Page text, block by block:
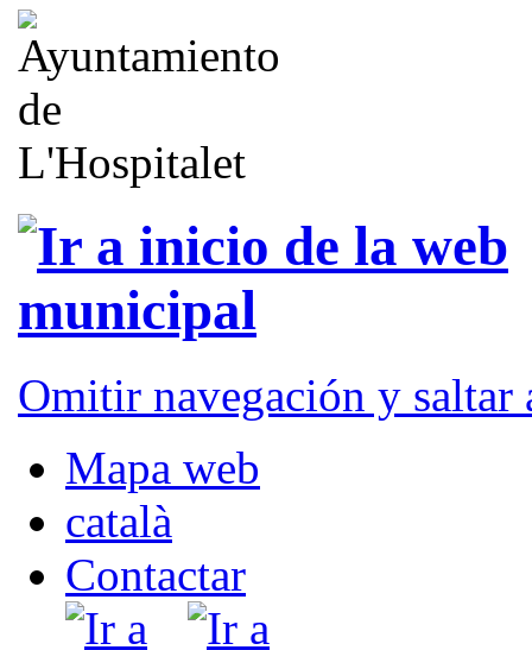
Omitir navegación y
Mapa web
català
Contactar